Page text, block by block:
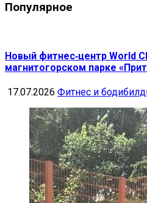
Популярное
Новый фитнес‑центр World
магнитогорском парке
17.07.2026 Фитнес и